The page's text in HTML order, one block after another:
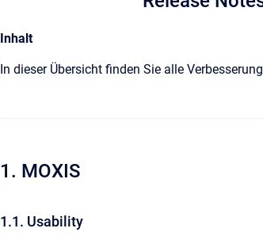
Inhalt
In dieser Übersicht finden Sie alle
1. MOXIS
1.1. Usability